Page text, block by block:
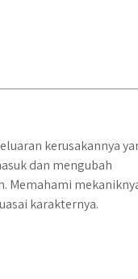
kerusakannya
dan mengubah
Memahami
karakternya.